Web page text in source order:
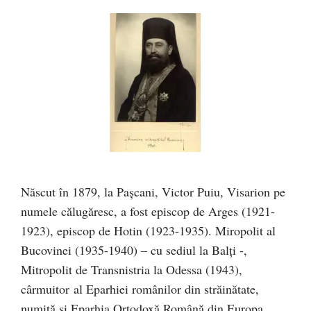
Născut în 1879, la Paşcani, Victor Puiu, Visarion pe
numele călugăresc, a fost episcop de Arges (1921-
1923), episcop de Hotin (1923-1935). Miropolit al
Bucovinei (1935-1940) – cu sediul la Balţi -,
Mitropolit de Transnistria la Odessa (1943),
cârmuitor al Eparhiei românilor din străinătate,